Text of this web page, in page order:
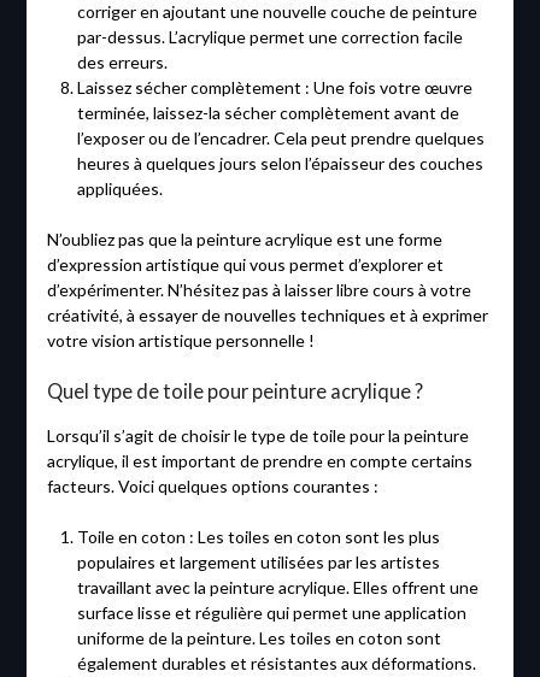
corriger en ajoutant une nouvelle couche de peinture
par-dessus. L’acrylique permet une correction facile
des erreurs.
Laissez sécher complètement : Une fois votre œuvre
terminée, laissez-la sécher complètement avant de
l’exposer ou de l’encadrer. Cela peut prendre quelques
heures à quelques jours selon l’épaisseur des couches
appliquées.
N’oubliez pas que la peinture acrylique est une forme
d’expression artistique qui vous permet d’explorer et
d’expérimenter. N’hésitez pas à laisser libre cours à votre
créativité, à essayer de nouvelles techniques et à exprimer
votre vision artistique personnelle !
Quel type de toile pour peinture acrylique ?
Lorsqu’il s’agit de choisir le type de toile pour la peinture
acrylique, il est important de prendre en compte certains
facteurs. Voici quelques options courantes :
Toile en coton : Les toiles en coton sont les plus
populaires et largement utilisées par les artistes
travaillant avec la peinture acrylique. Elles offrent une
surface lisse et régulière qui permet une application
uniforme de la peinture. Les toiles en coton sont
également durables et résistantes aux déformations.